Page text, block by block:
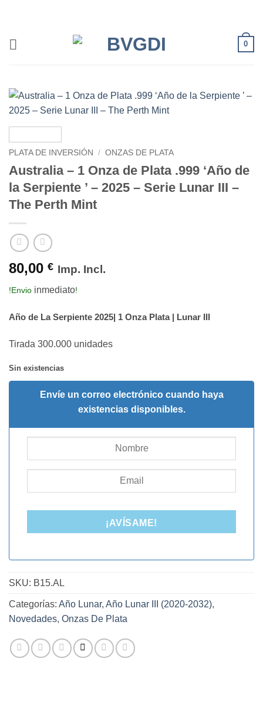
0
PLATA DE INVERSIÓN / ONZAS DE PLATA
Australia – 1 Onza de Plata .999 ‘Año de
la Serpiente ’ – 2025 – Serie Lunar III –
The Perth Mint
80,00 € Imp. Incl.
!Envio inmediato!
Año de La Serpiente 2025| 1 Onza Plata | Lunar III
Tirada 300.000 unidades
Sin existencias
Envíe un correo electrónico cuando haya
existencias disponibles.
¡AVÍSAME!
SKU: B15.AL
Categorías: Año Lunar, Año Lunar III (2020-2032),
Novedades, Onzas De Plata